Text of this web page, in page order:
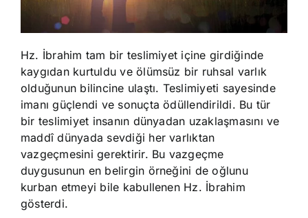
Hz. İbrahim tam bir teslimiyet içine girdiğinde
kaygıdan kurtuldu ve ölümsüz bir ruhsal varlık
olduğunun bilincine ulaştı. Teslimiyeti sayesinde
imanı güçlendi ve sonuçta ödüllendirildi. Bu tür
bir teslimiyet insanın dünyadan uzaklaşmasını ve
maddî dünyada sevdiği her varlıktan
vazgeçmesini gerektirir. Bu vazgeçme
duygusunun en belirgin örneğini de oğlunu
kurban etmeyi bile kabullenen Hz. İbrahim
gösterdi.